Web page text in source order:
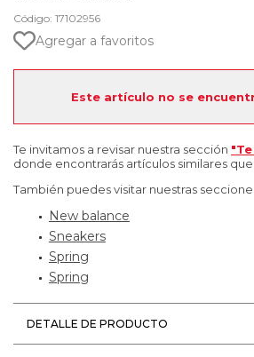
Código: 17102956
Agregar a favoritos
Este artículo no se
Te invitamos a revisar nuestra sección
donde encontrarás artículos similares
También puedes visitar nuestras
New balance
Sneakers
Spring
Spring
DETALLE DE PRODUCTO